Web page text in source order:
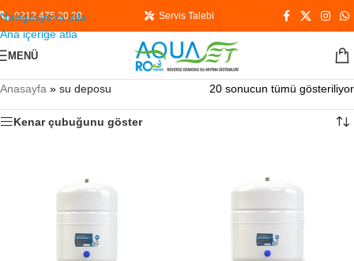
Navigasyona atla
Ana içeriğe atla
0212 475 20 20 Servis Talebi
MENÜ
Anasayfa » su deposu 20 sonucun tümü gösteriliyor
Kenar çubuğunu göster